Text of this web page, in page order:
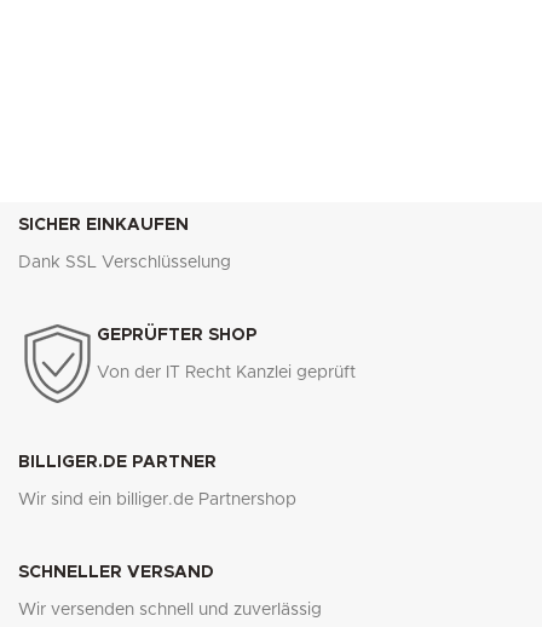
SICHER EINKAUFEN
Dank SSL Verschlüsselung
GEPRÜFTER SHOP
Von der IT Recht Kanzlei geprüft
BILLIGER.DE PARTNER
Wir sind ein billiger.de Partnershop
SCHNELLER VERSAND
Wir versenden schnell und zuverlässig